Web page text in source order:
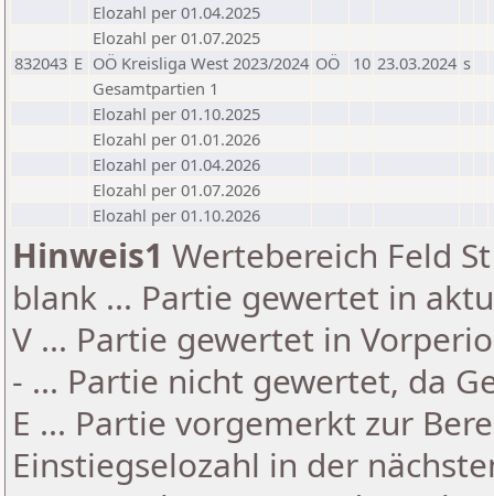
Elozahl per 01.04.2025
Elozahl per 01.07.2025
832043 E OÖ Kreisliga West 2023/2024 OÖ 10 23.03.2024 s
Gesamtpartien 1
Elozahl per 01.10.2025
Elozahl per 01.01.2026
Elozahl per 01.04.2026
Elozahl per 01.07.2026
Elozahl per 01.10.2026
Hinweis1 Wertebereich Feld
blank ... Partie gewertet in
V ... Partie gewertet in
- ... Partie nicht gewertet, da
E ... Partie vorgemerkt zur
Einstiegselozahl in der